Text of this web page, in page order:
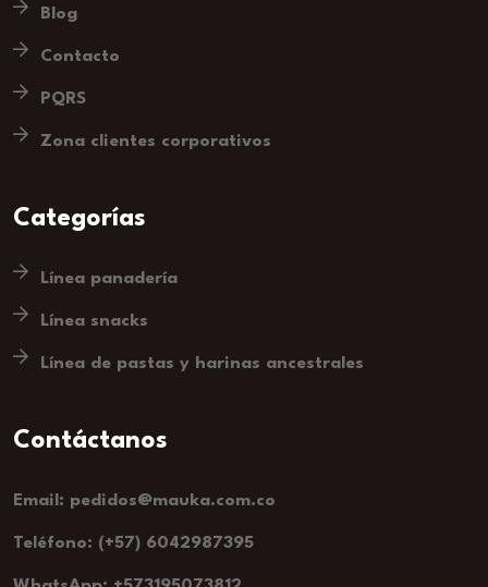
Blog
Contacto
PQRS
Zona clientes corporativos
Categorías
Línea panadería
Línea snacks
Línea de pastas y harinas ancestrales
Email: pedidos@mauka.com.co
Teléfono: (+57) 6042987395